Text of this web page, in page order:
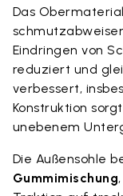
Das
Eindringen von
reduziert und
verbessert,
Konstruktion
unebenem
Die Außensohle
Gummimischung